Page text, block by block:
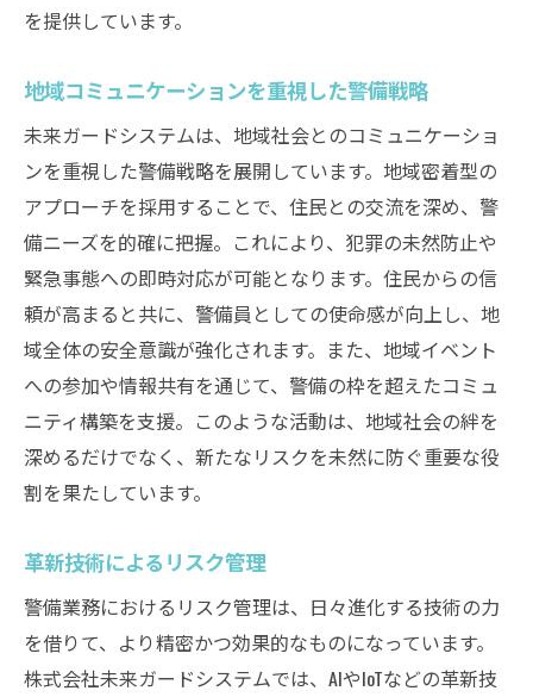
を提供しています。
地域コミュニケーションを重視した警備戦略
未来ガードシステムは、地域社会とのコミュニケーショ
ンを重視した警備戦略を展開しています。地域密着型の
アプローチを採用することで、住民との交流を深め、警
備ニーズを的確に把握。これにより、犯罪の未然防止や
緊急事態への即時対応が可能となります。住民からの信
頼が高まると共に、警備員としての使命感が向上し、地
域全体の安全意識が強化されます。また、地域イベント
への参加や情報共有を通じて、警備の枠を超えたコミュ
ニティ構築を支援。このような活動は、地域社会の絆を
深めるだけでなく、新たなリスクを未然に防ぐ重要な役
割を果たしています。
革新技術によるリスク管理
警備業務におけるリスク管理は、日々進化する技術の力
を借りて、より精密かつ効果的なものになっています。
株式会社未来ガードシステムでは、AIやIoTなどの革新技